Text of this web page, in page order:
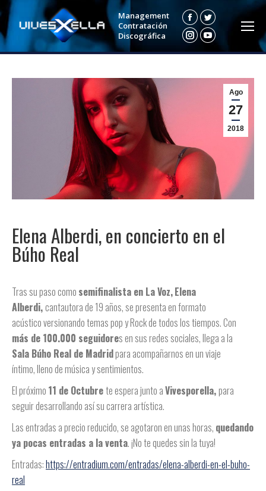
Management
Contratación
Discográfica
FacebookTwitter
Instagram
YouTube
Ago
27
2018
Elena Alberdi, en concierto en el
Búho Real
Tras su paso como semifinalista en La Voz,Elena
Alberdi,cantautora de 19 años, se presenta en formato
acústico versionando temas pop y Rock de todos los tiempos. Con
más de 100.000 seguidores en sus redes sociales, llega a la
Sala Búho Real de Madridpara acompañarnos en un viaje
íntimo, lleno de música y sentimientos.
El próximo 11 de Octubrete espera junto aVivesporella,para
seguir desarrollando así su carrera artística.
Las entradas a precio reducido, se agotaron en unas horas, quedando
ya pocas entradas a la venta. ¡No te quedes sin la tuya!
Entradas:https://entradium.com/entradas/elena-alberdi-en-el-buho-
real